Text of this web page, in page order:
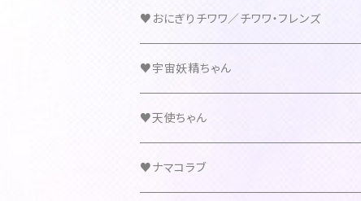
♥おにぎりチワワ／チワワ・フレンズ
♥宇宙妖精ちゃん
♥天使ちゃん
♥ナマコラブ